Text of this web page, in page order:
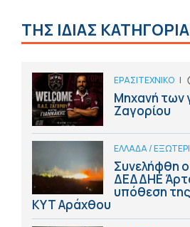
ΤΗΣ ΙΔΙΑΣ
ΕΡΑΣΙΤΕΧΝΙΚΟ |
Μηχανή των
Ζαγορίου
ΕΛΛΑΔΑ /
Συνελήφθη
ΔΕΔΔΗΕ
υπόθεση
ΚΥΤ Αράχθου